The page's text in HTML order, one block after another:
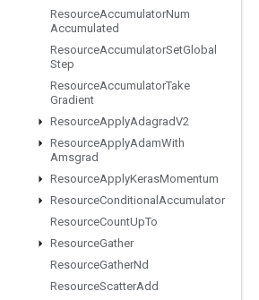
ResourceAccumulatorNum
Accumulated
ResourceAccumulatorSetGlobal
Step
ResourceAccumulatorTake
Gradient
ResourceApplyAdagradV2
ResourceApplyAdamWith
Amsgrad
ResourceApplyKerasMomentum
ResourceConditional Accumulator
ResourceCountUpTo
ResourceGather
ResourceGatherNd
ResourceScatterAdd